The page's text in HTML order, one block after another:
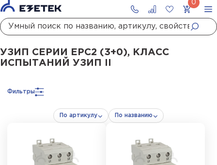
ГлавнаяКаталог УЗИПУЗИП сетей до 1000 ВУЗИП II класса испытаний
УЗИП СЕРИИ ЕРС2 (3+0), КЛАСС
ИСПЫТАНИЙ УЗИП II
Фильтры
По артикулу По названию